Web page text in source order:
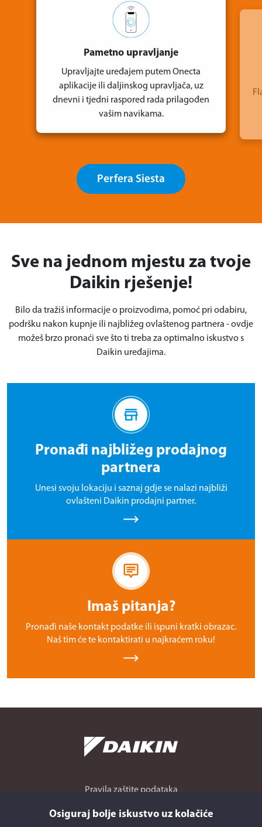
Osiguraj bolje iskustvo uz kolačiće
Pametno upravljanje
Upravljajte uređajem putem Onecta
aplikacije ili daljinskog upravljača, uz
dnevni i tjedni raspored rada prilagođen
vašim navikama.
Perfera Siesta
Sve na jednom mjestu za tvoje
Daikin rješenje!
Bilo da tražiš informacije o proizvodima, pomoć pri odabiru,
podršku nakon kupnje ili najbližeg ovlaštenog partnera - ovdje
možeš brzo pronaći sve što ti treba za optimalno iskustvo s
Daikin uređajima.
Pronađi najbližeg prodajnog
partnera
Unesi svoju lokaciju i saznaj gdje se nalazi najbliži
ovlašteni Daikin prodajni partner.
Imaš pitanja?
Pronađi naše kontakt podatke ili ispuni kratki obrazac.
Naš tim će te kontaktirati u najkraćem roku!
Pravila zaštite podataka
Korporativna etika